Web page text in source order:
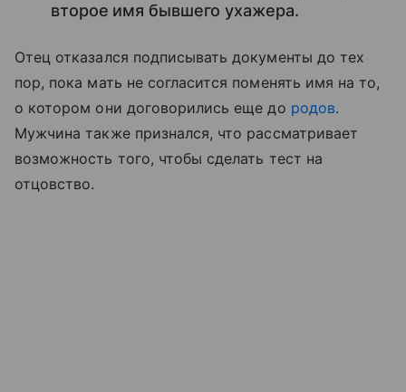
второе имя бывшего ухажера.
Отец отказался подписывать документы до тех
пор, пока мать не согласится поменять имя на то,
о котором они договорились еще до родов.
Мужчина также признался, что рассматривает
возможность того, чтобы сделать тест на
отцовство.